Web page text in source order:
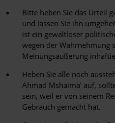
Bitte heben Sie das Urteil
und lassen Sie ihn
ist ein gewaltloser
wegen der Wahrnehmung
Meinungsäußerung
Heben Sie alle noch
Ahmad Mshaima’ auf,
sein, weil er von seinem
Gebrauch gemacht hat.